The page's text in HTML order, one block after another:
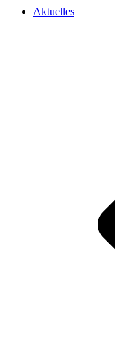
Aktuelles